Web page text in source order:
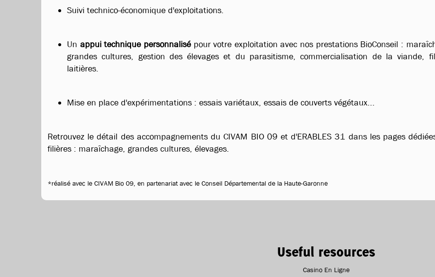
Suivi technico-économique d'exploitations.
Un appui technique personnalisépour votre exploitation avec nos prestations BioConseil :
grandes cultures, gestion des élevages et du parasitisme, commercialisation de la viande,
laitières.
Mise en place d'expérimentations : essais variétaux, essais de couverts végétaux...
Retrouvez le détail des accompagnements du CIVAM BIO 09 et d'ERABLES 31 dans les pages
filières : maraîchage, grandes cultures, élevages.
*réalisé avec le CIVAM Bio 09, en partenariat avec le Conseil Départemental de la Haute-Garonne
Useful resources
Casino En Ligne